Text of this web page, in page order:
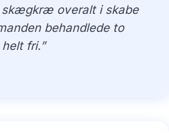
skægkræ overalt i skabe
behandlede to
fri.”